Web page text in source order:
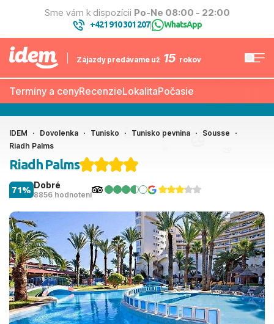
Sme vám k dispozícii Po-Ne 08:00 - 22:00
+421 910 301 207| WhatsApp
Zájazdy predávame už 15 rokov
Termíny a cenyRecenzieLokalitaPočasie
IDEM Dovolenka Tunisko Tunisko pevnina
Sousse
Riadh Palms
Riadh Palms
Dobré
8856 hodnotení
71%